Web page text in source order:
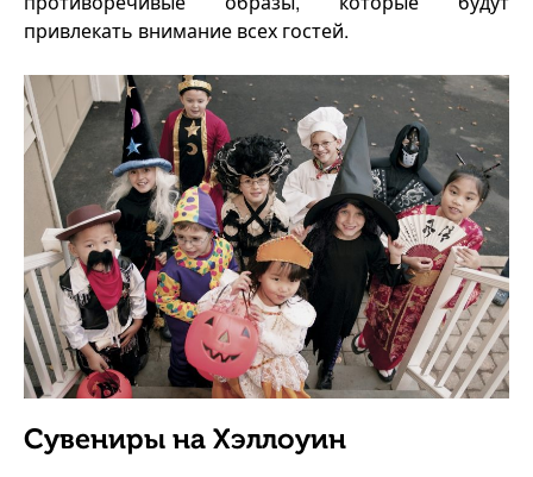
привлекать внимание всех гостей.
Сувениры на Хэллоуин